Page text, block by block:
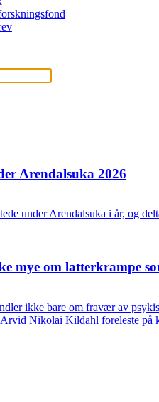
Arendalsuka 2026
under Arendalsuka i år, og
mye om latterkrampe
ikke bare om fravær av
Nikolai Kildahl foreleste på